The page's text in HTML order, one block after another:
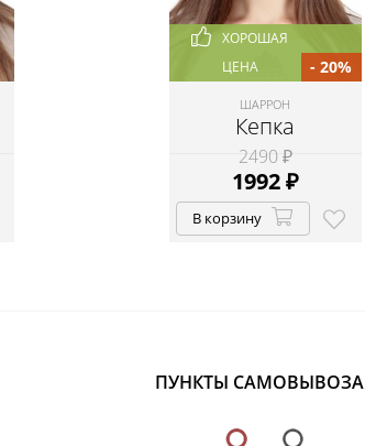
ХОРОШАЯ
ЦЕНА
ШАРРОН
Кепка
2490 ₽
1992₽
- 20%
В корзину
ПУНКТЫ САМОВЫВОЗА